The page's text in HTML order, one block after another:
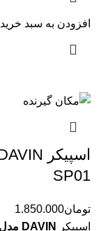
افزودن به سبد خرید
SP01
تومان1.850.000
اسپیکر
DAVIN مدل SP01